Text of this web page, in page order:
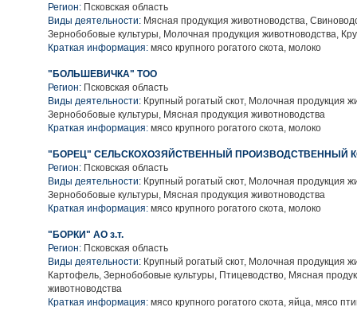
Регион: Псковская область
Виды деятельности: Мясная продукция животноводства,
Зернобобовые культуры, Молочная продукция животноводства,
Краткая информация: мясо крупного рогатого скота, молоко
"БОЛЬШЕВИЧКА" ТОО
Регион: Псковская область
Виды деятельности: Крупный рогатый скот, Молочная продукция
Зернобобовые культуры, Мясная продукция животноводства
Краткая информация: мясо крупного рогатого скота, молоко
"БОРЕЦ" СЕЛЬСКОХОЗЯЙСТВЕННЫЙ ПРОИЗВОДСТВЕННЫЙ
Регион: Псковская область
Виды деятельности: Крупный рогатый скот, Молочная продукция
Зернобобовые культуры, Мясная продукция животноводства
Краткая информация: мясо крупного рогатого скота, молоко
"БОРКИ" АО з.т.
Регион: Псковская область
Виды деятельности: Крупный рогатый скот, Молочная продукция
Картофель, Зернобобовые культуры, Птицеводство, Мясная
животноводства
Краткая информация: мясо крупного рогатого скота, яйца, мясо